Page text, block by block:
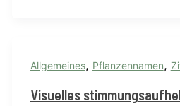
Allgemeines, Pflanzennamen,
Visuelles